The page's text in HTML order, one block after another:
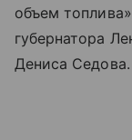
объем
губернатора
Дениса Седова.